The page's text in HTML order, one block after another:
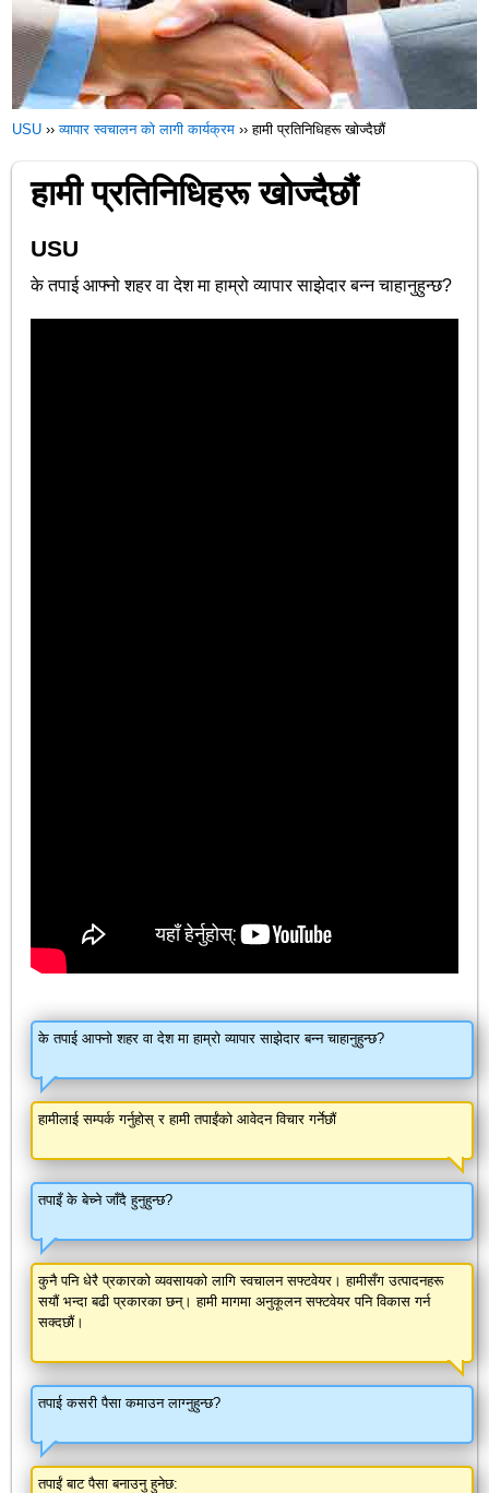
USU ››व्यापार स्वचालन को लागी कार्यक्रम ››हामी प्रतिनिधिहरू खोज्दैछौं
हामी प्रतिनिधिहरू खोज्दैछौं
USU
के तपाई आफ्नो शहर वा देश मा हाम्रो व्यापार साझेदार बन्न चाहानुहुन्छ?
के तपाई आफ्नो शहर वा देश मा हाम्रो व्यापार साझेदार बन्न चाहानुहुन्छ?
हामीलाई सम्पर्क गर्नुहोस् र हामी तपाईंको आवेदन विचार गर्नेछौं
तपाइँ के बेच्ने जाँदै हुनुहुन्छ?
कुनै पनि धेरै प्रकारको व्यवसायको लागि स्वचालन सफ्टवेयर। हामीसँग उत्पादनहरू
सयौं भन्दा बढी प्रकारका छन्। हामी मागमा अनुकूलन सफ्टवेयर पनि विकास गर्न
सक्दछौं।
तपाई कसरी पैसा कमाउन लाग्नुहुन्छ?
तपाईं बाट पैसा बनाउनु हुनेछ: